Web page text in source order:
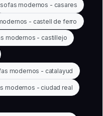
sofas modernos - casares
- castell de ferro
modernos - castillejo
modernos - catalayud
modernos - ciudad real